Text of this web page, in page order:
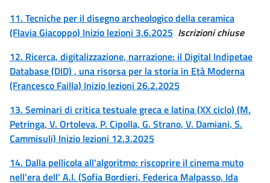
11. Tecniche per il disegno archeologico della ceramica
(Flavia Giacoppo) Inizio lezioni 3.6.2025 Iscrizioni chiuse
12. Ricerca, digitalizzazione, narrazione: il Digital Indipetae
Database (DID) , una risorsa per la storia in Età Moderna
(Francesco Failla) Inizio lezioni 26.2.2025
13. Seminari di critica testuale greca e latina (XX ciclo) (M.
Petringa, V. Ortoleva, P. Cipolla, G. Strano, V. Damiani, S.
Cammisuli) Inizio lezioni 12.3.2025
14. Dalla pellicola all'algoritmo: riscoprire il cinema muto
nell'era dell' A.I. (Sofia Bordieri, Federica Malpasso, Ida